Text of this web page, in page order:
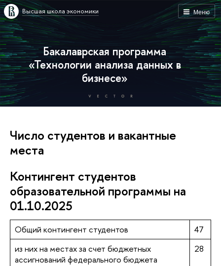
Меню
Высшая школа экономики
Бакалаврская программа
«Технологии анализа данных в
бизнесе»
Число студентов и вакантные
места
Контингент студентов
образовательной программы на
01.10.2025
Общий контингент студентов
47
из них на местах за счет бюджетных
ассигнований федерального бюджета
28